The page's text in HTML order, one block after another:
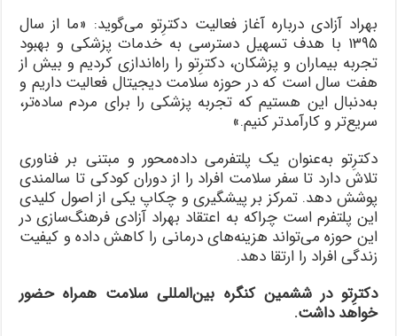
بهراد آزادی درباره آغاز فعالیت دکترِتو می‌گوید: «ما از سال
۱۳۹۵ با هدف تسهیل دسترسی به خدمات پزشکی و بهبود
تجربه بیماران و پزشکان، دکترِتو را راه‌اندازی کردیم و بیش از
هفت سال است که در حوزه سلامت دیجیتال فعالیت داریم و
به‌دنبال این هستیم که تجربه پزشکی را برای مردم ساده‌تر،
سریع‌تر و کارآمدتر کنیم.»
دکترِتو به‌عنوان یک پلتفرمی داده‌محور و مبتنی بر فناوری
تلاش دارد تا سفر سلامت افراد را از دوران کودکی تا سالمندی
پوشش دهد. تمرکز بر پیشگیری و چکاپ یکی از اصول کلیدی
این پلتفرم است چراکه به اعتقاد بهراد آزادی فرهنگ‌سازی در
این حوزه می‌تواند هزینه‌های درمانی را کاهش داده و کیفیت
زندگی افراد را ارتقا دهد.
دکترِتو در ششمین کنگره بین‌المللی سلامت همراه حضور
خواهد داشت.